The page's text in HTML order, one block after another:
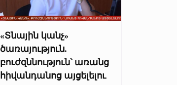
«Տնային կանչ»
ծառայություն.
բուժզննություն՝ առանց
հիվանդանոց այցելելու